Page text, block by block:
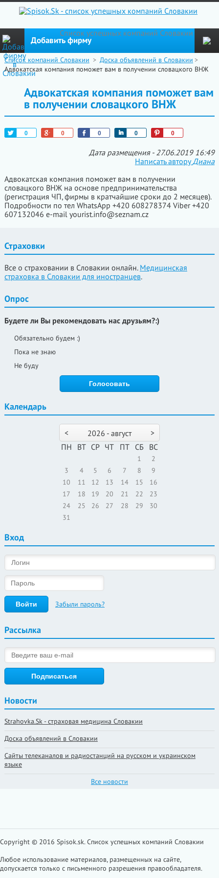
Cписок успешных компаний Словакии
Добавить фирму
Список компаний Словакии > Доска объявлений в Словакии >
Адвокатская компания поможет вам в получении словацкого ВНЖ
Адвокатская компания поможет вам
в получении словацкого ВНЖ
0
Tweet 0 0
Like 0
Share 0
Pin
Дата размещения - 27.06.2019 16:49
Написать авторуДиана
Адвокатская компания поможет вам в получении
словацкого ВНЖ на основе предпринимательства
(регистрация ЧП, фирмы в кратчайшие сроки до 2 месяцев).
Подробности по тел WhatsApp +420 608278374 Viber +420
607132046 e-mail yourist.info@seznam.cz
Страховки
Все о страховании в Словакии онлайн. Медицинская
страховка в Словакии для иностранцев.
Опрос
Будете ли Вы рекомендовать нас друзьям?:)
Обязательно будем :)
Пока не знаю
Не буду
Календарь
< >
2026 - август
ПН
ВТ СР ЧТ ПТ СБ ВС
1
2
3
4 5 6 7 8
9
10
11 12 13 14 15
16
17
18 19 20 21 22
23
24
25 26 27 28 29
30
31
Вход
Забыли пароль?
Рассылка
Новости
Strahovka.Sk - страховая медицина Словакии
Доска объявлений в Словакии
Сайты телеканалов и радиостанций на русском и украинском
языке
Все новости
Copyright © 2016 Spisok.sk. Cписок успешных компаний Словакии
Любое использование материалов, размещенных на сайте,
допускается только с письменного разрешения правообладателя.